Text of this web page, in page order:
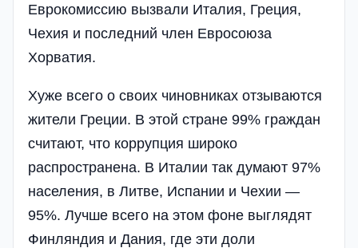
Еврокомиссию вызвали Италия, Греция,
Чехия и последний член Евросоюза
Хорватия.
Хуже всего о своих чиновниках отзываются
жители Греции. В этой стране 99% граждан
считают, что коррупция широко
распространена. В Италии так думают 97%
населения, в Литве, Испании и Чехии —
95%. Лучше всего на этом фоне выглядят
Финляндия и Дания, где эти доли